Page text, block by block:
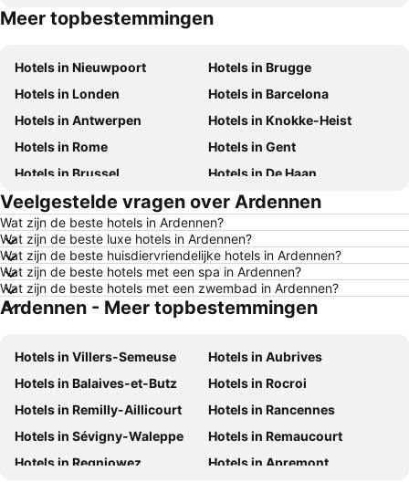
Hotels in België
Hotels in Luxemburg
Meer topbestemmingen
Hotels in Nieuwpoort
Hotels in Brugge
Hotels in Londen
Hotels in Barcelona
Hotels in Antwerpen
Hotels in Knokke-Heist
Hotels in Rome
Hotels in Gent
Hotels in Brussel
Hotels in De Haan
Hotels in Rotterdam
Hotels in Hasselt
Hotels in Le Touquet-Paris-Plage
Hotels in Durbuy
Hotels in Duinkerke
Hotels in Málaga
Hotels in Maastricht
Hotels in Den Haag
Hotels in Boulogne-sur-Mer
Hotels in Mallorca
Hotels in Frankrijk
Hotels in Ibiza
Hotels in Normandië
Hotels in Italië
Hotels in Nederland
Hotels in Gardameer
Hotels in Kreta
Hotels in Rhodos
Hotels in Malta
Hotels in Costa Brava
Veelgestelde vragen over Ardennen
Wat zijn de beste hotels in Ardennen?
Wat zijn de beste luxe hotels in Ardennen?
Wat zijn de beste huisdiervriendelijke hotels in Ardennen?
Wat zijn de beste hotels met een spa in Ardennen?
Wat zijn de beste hotels met een zwembad in Ardennen?
Ardennen - Meer topbestemmingen
Hotels in Villers-Semeuse
Hotels in Aubrives
Hotels in Balaives-et-Butz
Hotels in Rocroi
Hotels in Remilly-Aillicourt
Hotels in Rancennes
Hotels in Sévigny-Waleppe
Hotels in Remaucourt
Hotels in Regniowez
Hotels in Apremont